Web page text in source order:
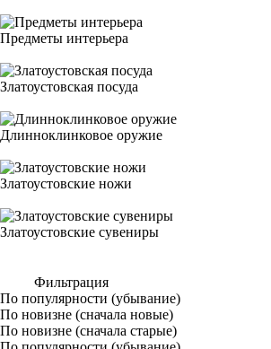
Предметы интерьера
Златоустовская посуда
Длинноклинковое оружие
Златоустовские ножи
Златоустовские сувениры
Фильтрация
По популярности (убывание)
По новизне (сначала новые)
По новизне (сначала старые)